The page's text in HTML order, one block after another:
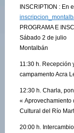
INSCRIPTION : En
PROGRAMA E
Sábado 2 de julio
Montalbán
11:30 h. Recepción
campamento Acra
12:30 h. Charla,
« Aprovechamiento
Cultural del Río
20:00 h.